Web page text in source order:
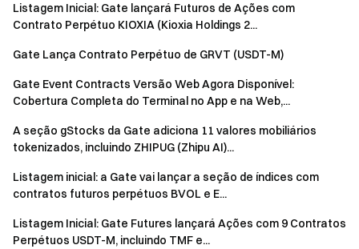
Listagem Inicial: Gate lançará Futuros de Ações com
Contrato Perpétuo KIOXIA (Kioxia Holdings 2...
Gate Lança Contrato Perpétuo de GRVT (USDT-M)
Gate Event Contracts Versão Web Agora Disponível:
Cobertura Completa do Terminal no App e na Web,...
A seção gStocks da Gate adiciona 11 valores mobiliários
tokenizados, incluindo ZHIPUG (Zhipu AI)...
Listagem inicial: a Gate vai lançar a seção de índices com
contratos futuros perpétuos BVOL e E...
Listagem Inicial: Gate Futures lançará Ações com 9 Contratos
Perpétuos USDT-M, incluindo TMF e...